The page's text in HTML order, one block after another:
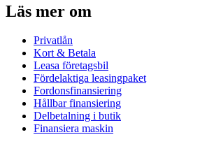
Läs mer om
Privatlån
Kort & Betala
Leasa företagsbil
Fördelaktiga leasingpaket
Fordonsfinansiering
Hållbar finansiering
Delbetalning i butik
Finansiera maskin